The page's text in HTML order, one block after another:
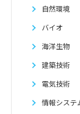
自然環境
バイオ
海洋生物
建築技術
電気技術
情報システ